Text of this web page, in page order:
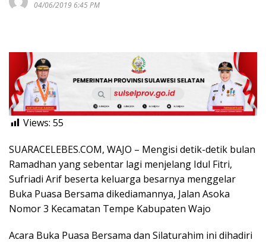
04/06/2019 6:45 PM
Views: 55
SUARACELEBES.COM, WAJO – Mengisi detik-detik bulan
Ramadhan yang sebentar lagi menjelang Idul Fitri,
Sufriadi Arif beserta keluarga besarnya menggelar
Buka Puasa Bersama dikediamannya, Jalan Asoka
Nomor 3 Kecamatan Tempe Kabupaten Wajo
Acara Buka Puasa Bersama dan Silaturahim ini dihadiri